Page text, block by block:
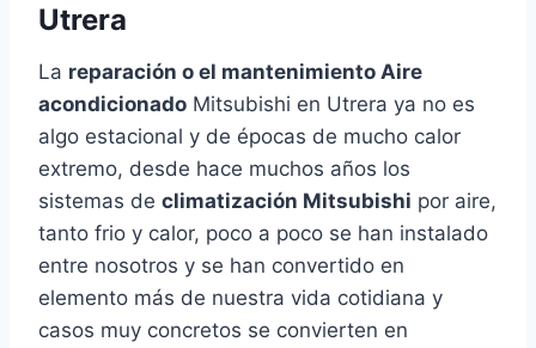
Utrera
La reparación o el mantenimiento Aire
acondicionado Mitsubishi en Utrera ya no es
algo estacional y de épocas de mucho calor
extremo, desde hace muchos años los
sistemas de climatización Mitsubishi por aire,
tanto frio y calor, poco a poco se han instalado
entre nosotros y se han convertido en
elemento más de nuestra vida cotidiana y
casos muy concretos se convierten en